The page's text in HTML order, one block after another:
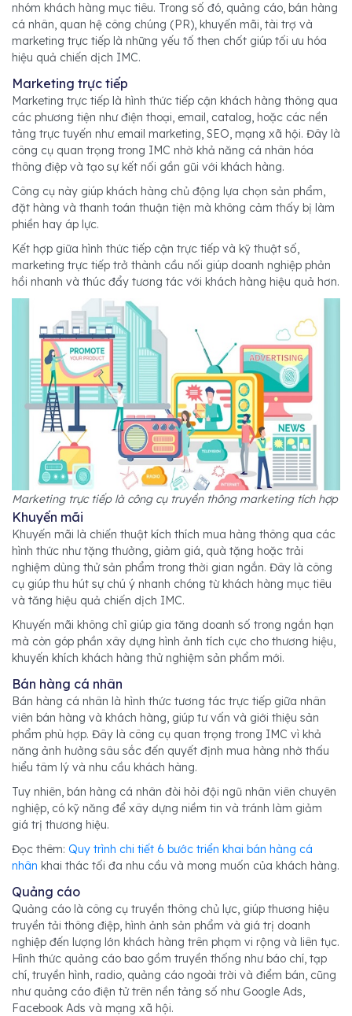
nhóm khách hàng mục tiêu. Trong số đó, quảng cáo, bán hàng
cá nhân, quan hệ công chúng (PR), khuyến mãi, tài trợ và
marketing trực tiếp là những yếu tố then chốt giúp tối ưu hóa
hiệu quả chiến dịch IMC.
Marketing trực tiếp
Marketing trực tiếp là hình thức tiếp cận khách hàng thông qua
các phương tiện như điện thoại, email, catalog, hoặc các nền
tảng trực tuyến như email marketing, SEO, mạng xã hội. Đây là
công cụ quan trọng trong IMC nhờ khả năng cá nhân hóa
thông điệp và tạo sự kết nối gần gũi với khách hàng.
Công cụ này giúp khách hàng chủ động lựa chọn sản phẩm,
đặt hàng và thanh toán thuận tiện mà không cảm thấy bị làm
phiền hay áp lực.
Kết hợp giữa hình thức tiếp cận trực tiếp và kỹ thuật số,
marketing trực tiếp trở thành cầu nối giúp doanh nghiệp phản
hồi nhanh và thúc đẩy tương tác với khách hàng hiệu quả hơn.
Marketing trực tiếp là công cụ truyền thông marketing tích hợp
Khuyến mãi
Khuyến mãi là chiến thuật kích thích mua hàng thông qua các
hình thức như tặng thưởng, giảm giá, quà tặng hoặc trải
nghiệm dùng thử sản phẩm trong thời gian ngắn. Đây là công
cụ giúp thu hút sự chú ý nhanh chóng từ khách hàng mục tiêu
và tăng hiệu quả chiến dịch IMC.
Khuyến mãi không chỉ giúp gia tăng doanh số trong ngắn hạn
mà còn góp phần xây dựng hình ảnh tích cực cho thương hiệu,
khuyến khích khách hàng thử nghiệm sản phẩm mới.
Bán hàng cá nhân
Bán hàng cá nhân là hình thức tương tác trực tiếp giữa nhân
viên bán hàng và khách hàng, giúp tư vấn và giới thiệu sản
phẩm phù hợp. Đây là công cụ quan trọng trong IMC vì khả
năng ảnh hưởng sâu sắc đến quyết định mua hàng nhờ thấu
hiểu tâm lý và nhu cầu khách hàng.
Tuy nhiên, bán hàng cá nhân đòi hỏi đội ngũ nhân viên chuyên
nghiệp, có kỹ năng để xây dựng niềm tin và tránh làm giảm
giá trị thương hiệu.
Đọc thêm: Quy trình chi tiết 6 bước triển khai bán hàng cá
nhân khai thác tối đa nhu cầu và mong muốn của khách hàng.
Quảng cáo
Quảng cáo là công cụ truyền thông chủ lực, giúp thương hiệu
truyền tải thông điệp, hình ảnh sản phẩm và giá trị doanh
nghiệp đến lượng lớn khách hàng trên phạm vi rộng và liên tục.
Hình thức quảng cáo bao gồm truyền thống như báo chí, tạp
chí, truyền hình, radio, quảng cáo ngoài trời và điểm bán, cũng
như quảng cáo điện tử trên nền tảng số như Google Ads,
Facebook Ads và mạng xã hội.